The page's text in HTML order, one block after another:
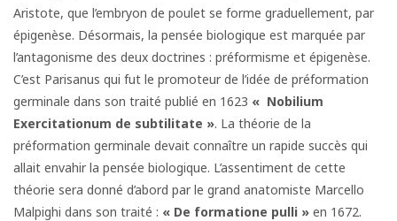
Aristote, que l’embryon de poulet se forme graduellement, par
épigenèse. Désormais, la pensée biologique est marquée par
l’antagonisme des deux doctrines : préformisme et épigenèse.
C’est Parisanus qui fut le promoteur de l’idée de préformation
germinale dans son traité publié en 1623 « Nobilium
Exercitationum de subtilitate ». La théorie de la
préformation germinale devait connaître un rapide succès qui
allait envahir la pensée biologique. L’assentiment de cette
théorie sera donné d’abord par le grand anatomiste Marcello
Malpighi dans son traité : « De formatione pulli » en 1672.